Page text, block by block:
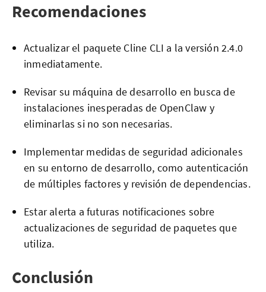
Recomendaciones
Actualizar el paquete Cline CLI a la versión 2.4.0
inmediatamente.
Revisar su máquina de desarrollo en busca de
instalaciones inesperadas de OpenClaw y
eliminarlas si no son necesarias.
Implementar medidas de seguridad adicionales
en su entorno de desarrollo, como autenticación
de múltiples factores y revisión de dependencias.
Estar alerta a futuras notificaciones sobre
actualizaciones de seguridad de paquetes que
utiliza.
Conclusión